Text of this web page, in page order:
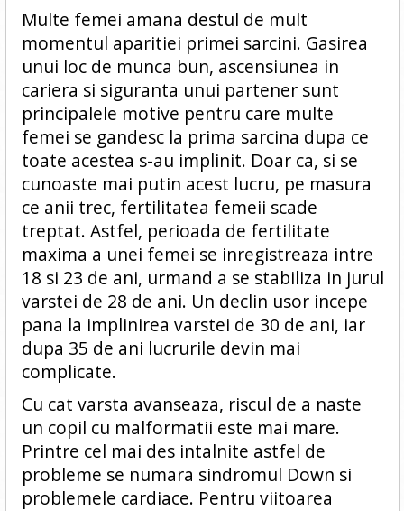
Multe femei amana destul de mult
momentul aparitiei primei sarcini. Gasirea
unui loc de munca bun, ascensiunea in
cariera si siguranta unui partener sunt
principalele motive pentru care multe
femei se gandesc la prima sarcina dupa ce
toate acestea s-au implinit. Doar ca, si se
cunoaste mai putin acest lucru, pe masura
ce anii trec, fertilitatea femeii scade
treptat. Astfel, perioada de fertilitate
maxima a unei femei se inregistreaza intre
18 si 23 de ani, urmand a se stabiliza in jurul
varstei de 28 de ani. Un declin usor incepe
pana la implinirea varstei de 30 de ani, iar
dupa 35 de ani lucrurile devin mai
complicate.
Cu cat varsta avanseaza, riscul de a naste
un copil cu malformatii este mai mare.
Printre cel mai des intalnite astfel de
probleme se numara sindromul Down si
problemele cardiace. Pentru viitoarea